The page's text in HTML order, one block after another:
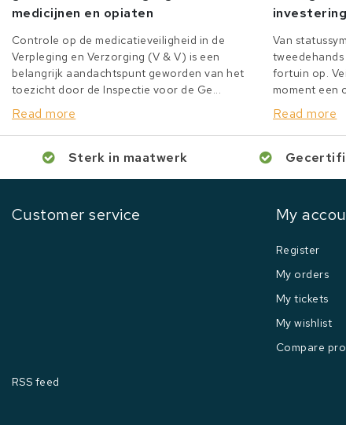
medicijnen en opiaten
Controle op de medicatieveiligheid in de
Verpleging en Verzorging (V & V) is een
belangrijk aandachtspunt geworden van het
toezicht door de Inspectie voor de Ge...
Read more
Van
fortuin op.
moment een
Read more
Sterk in maatwerk
Customer service
RSS feed
My
Register
My orders
My tickets
My wishlist
Compare